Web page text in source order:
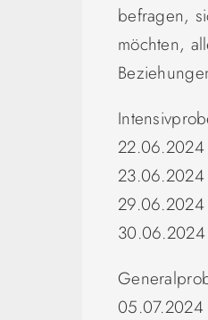
befragen,
möchten,
22.06.2024
23.06.2024
29.06.2024
30.06.2024
05.07.2024